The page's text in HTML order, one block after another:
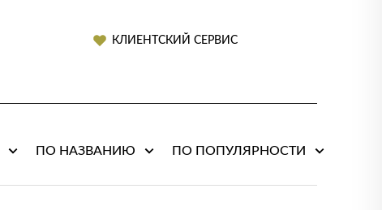
КЛИЕНТСКИЙ СЕРВИС
ПО НАЗВАНИЮ ПО ПОПУЛЯРНОСТИ